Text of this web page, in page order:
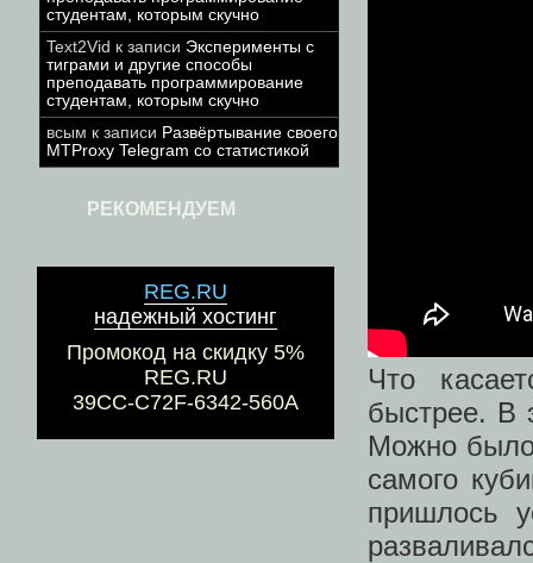
студентам, которым скучно
Text2Vid к записи Эксперименты с
тиграми и другие способы
преподавать программирование
студентам, которым скучно
всым к записи Развёртывание своего
MTProxy Telegram со статистикой
РЕКОМЕНДУЕМ
REG.RU
надежный хостинг
Промокод на скидку 5%
REG.RU
39CC-C72F-6342-560A
Что
быстрее. В
Можно
самого
пришлось